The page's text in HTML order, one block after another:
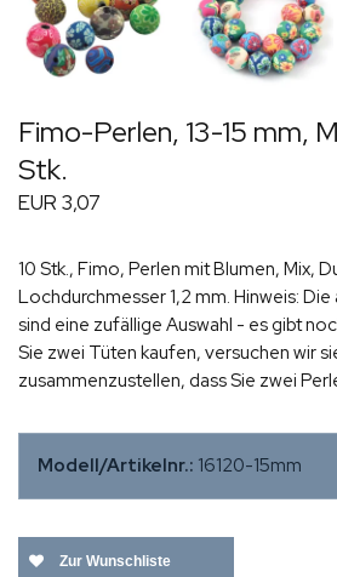
Fimo-Perlen, 13-15 mm,
Stk.
EUR 3,07
10 Stk., Fimo, Perlen mit Blumen, Mix,
Lochdurchmesser 1,2 mm. Hinweis:
sind eine zufällige Auswahl - es gibt
Sie zwei Tüten kaufen, versuchen wir
zusammenzustellen, dass Sie zwei
Modell/Artikelnr.: 16120-15mm
Zur Wunschliste